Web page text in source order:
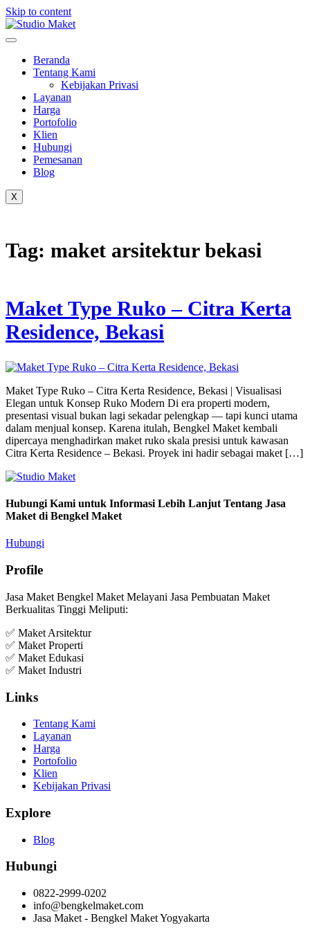
Skip to content
Beranda
Tentang Kami
Kebijakan Privasi
Layanan
Harga
Portofolio
Klien
Hubungi
Pemesanan
Blog
X
Tag: maket arsitektur bekasi
Maket Type Ruko – Citra Kerta
Residence, Bekasi
Maket Type Ruko – Citra Kerta Residence, Bekasi | Visualisasi
Elegan untuk Konsep Ruko Modern Di era properti modern,
presentasi visual bukan lagi sekadar pelengkap — tapi kunci utama
dalam menjual konsep. Karena itulah, Bengkel Maket kembali
dipercaya menghadirkan maket ruko skala presisi untuk kawasan
Citra Kerta Residence – Bekasi. Proyek ini hadir sebagai maket […]
Hubungi Kami untuk Informasi Lebih Lanjut Tentang Jasa
Maket di Bengkel Maket
Hubungi
Profile
Jasa Maket Bengkel Maket Melayani Jasa Pembuatan Maket
Berkualitas Tinggi Meliputi:
✅ Maket Arsitektur
✅ Maket Properti
✅ Maket Edukasi
✅ Maket Industri
Links
Tentang Kami
Layanan
Harga
Portofolio
Klien
Kebijakan Privasi
Explore
Blog
Hubungi
0822-2999-0202
info@bengkelmaket.com
Jasa Maket - Bengkel Maket Yogyakarta